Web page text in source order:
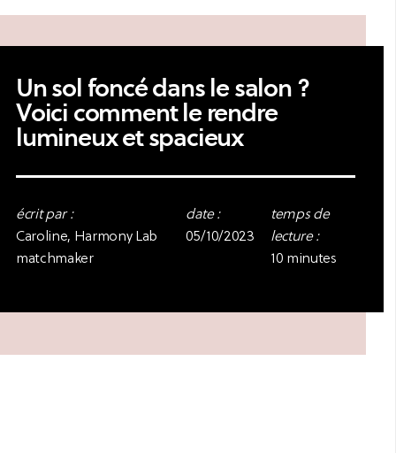
Un sol foncé dans le salon ?
Voici comment le rendre
lumineux et spacieux
écrit par :
Caroline, Harmony Lab
matchmaker
date :
05/10/2023
temps de
lecture :
10 minutes